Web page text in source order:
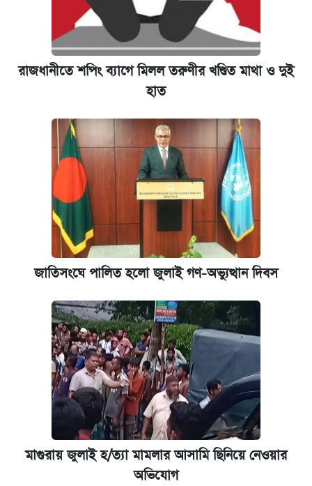
রাজধানীতে শপিং ব্যাগে মিলল তরুণীর খণ্ডিত মাথা ও দুই
হাত
জাতিসংঘে পালিত হলো জুলাই গণ-অভ্যুত্থান দিবস
মাগুরায় জুলাই হ/ত্যা মামলার আসামি ছিনিয়ে নেওয়ার
অভিযোগ